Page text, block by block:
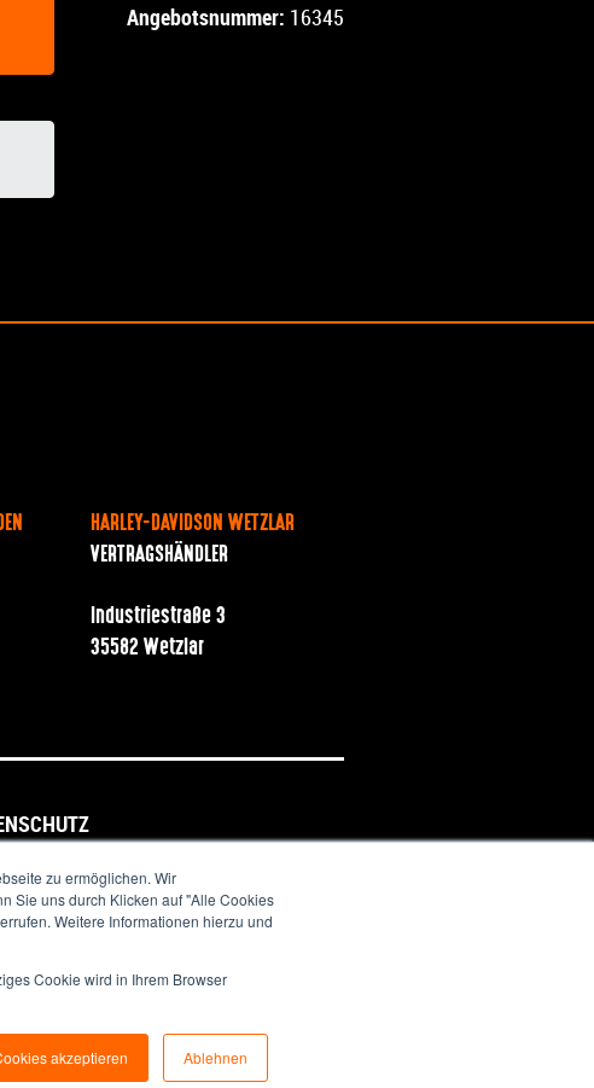
zu ermöglichen. Wir
Sie uns durch Klicken auf "Alle Cookies
Weitere Informationen hierzu und
Cookie wird in Ihrem Browser
akzeptieren Ablehnen
Angebotsnummer: 16345
HARLEY-DAVIDSON WETZLAR
VERTRAGSHÄNDLER
Industriestraße 3
35582 Wetzlar